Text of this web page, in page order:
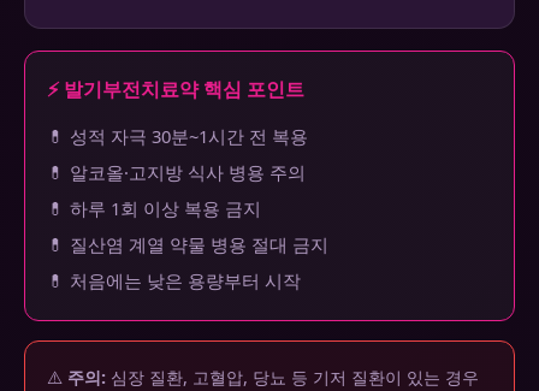
⚡ 발기부전치료약 핵심 포인트
💊 성적 자극 30분~1시간 전 복용
💊 알코올·고지방 식사 병용 주의
💊 하루 1회 이상 복용 금지
💊 질산염 계열 약물 병용 절대 금지
💊 처음에는 낮은 용량부터 시작
⚠️ 주의: 심장 질환, 고혈압, 당뇨 등 기저 질환이 있는 경우